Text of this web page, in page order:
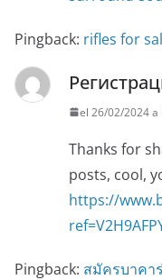
Pingback: rifles for
el 26/02/2024 a
Thanks for
posts, cool,
https://
Pingback: สมัครบาคา